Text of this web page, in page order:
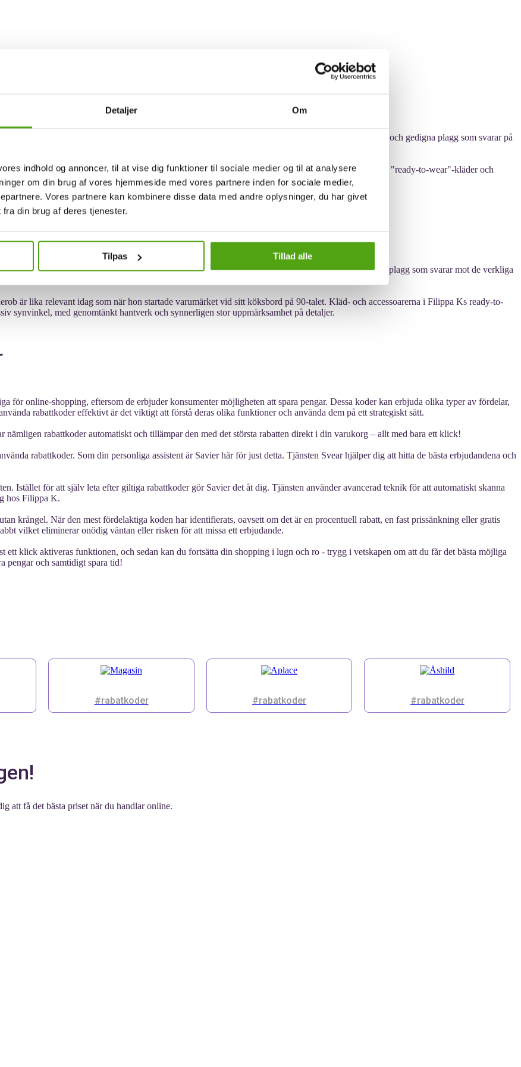
Detaljer Om
indhold og annoncer, til at vise dig funktioner til sociale medier og til at analysere
om din brug af vores hjemmeside med vores partnere inden for sociale medier,
Vores partnere kan kombinere disse data med andre oplysninger, du har givet
din brug af deres tjenester.
Tilpas Tillad alle
och inspirerade därmed den ikoniska skandinaviska minimalismen. De såg ett behov av enkla och gedigna plagg som svarar på
lika relevant i dag som när hon startade varumärket vid sitt köksbord under 1990-talet. Varumärkets "ready-to-wear"-kläder och
med genomtänkt hantverk och noggran uppmärksamhet på detaljer.
Patrik Kihlborg. Stiftarna var tidigt ute med att uppmärksamma behovet av tidlösa och välgjorda plagg som svarar mot de verkliga
komfort.
är lika relevant idag som när hon startade varumärket vid sitt köksbord på 90-talet. Kläd- och accessoarerna i Filippa Ks ready-to-
synvinkel, med genomtänkt hantverk och synnerligen stor uppmärksamhet på detaljer.
för online-shopping, eftersom de erbjuder konsumenter möjligheten att spara pengar. Dessa koder kan erbjuda olika typer av fördelar,
rabattkoder effektivt är det viktigt att förstå deras olika funktioner och använda dem på ett strategiskt sätt.
nämligen rabattkoder automatiskt och tillämpar den med det största rabatten direkt i din varukorg – allt med bara ett klick!
rabattkoder. Som din personliga assistent är Savier här för just detta. Tjänsten Svear hjälper dig att hitta de bästa erbjudandena och
Istället för att själv leta efter giltiga rabattkoder gör Savier det åt dig. Tjänsten använder avancerad teknik för att automatiskt skanna
hos Filippa K.
krångel. När den mest fördelaktiga koden har identifierats, oavsett om det är en procentuell rabatt, en fast prissänkning eller gratis
vilket eliminerar onödig väntan eller risken för att missa ett erbjudande.
ett klick aktiveras funktionen, och sedan kan du fortsätta din shopping i lugn och ro - trygg i vetskapen om att du får det bästa möjliga
pengar och samtidigt spara tid!
#rabatkoder #rabatkoder #rabatkoder
att få det bästa priset när du handlar online.